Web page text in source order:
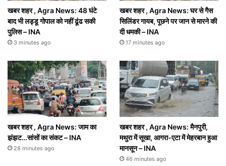
खबर शहर , Agra News: 48 घंटे
बाद भी लड्डू गोपाल को नहीं ढूंढ सकी
पुलिस – INA
3 minutes ago
खबर शहर , Agra News: घर से गैस
सिलिंडर गायब, पूछने पर जान से मारने की
दी धमकी – INA
17 minutes ago
खबर शहर , Agra News: जाम का
झंझट…सांसों का संकट – INA
28 minutes ago
खबर शहर , Agra News: मैनपुरी,
मथुरा में सूखा, आगरा-एटा में मेहरबान हुआ
मानसून – INA
46 minutes ago